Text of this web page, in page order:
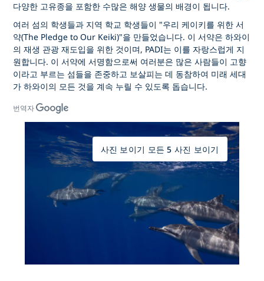
다양한 고유종을 포함한 수많은 해양 생물의 배경이 됩니다.
여러 섬의 학생들과 지역 학교 학생들이 "우리 케이키를 위한 서
약(The Pledge to Our Keiki)"을 만들었습니다. 이 서약은 하와이
의 재생 관광 재도입을 위한 것이며, PADI는 이를 자랑스럽게 지
원합니다. 이 서약에 서명함으로써 여러분은 많은 사람들이 고향
이라고 부르는 섬들을 존중하고 보살피는 데 동참하여 미래 세대
가 하와이의 모든 것을 계속 누릴 수 있도록 돕습니다.
번역자
사진 보이기 모든 5 사진 보이기